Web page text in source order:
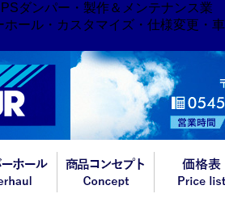
ダンパー・製作＆メンテナンス業
ール・カスタマイズ・仕様変更・車